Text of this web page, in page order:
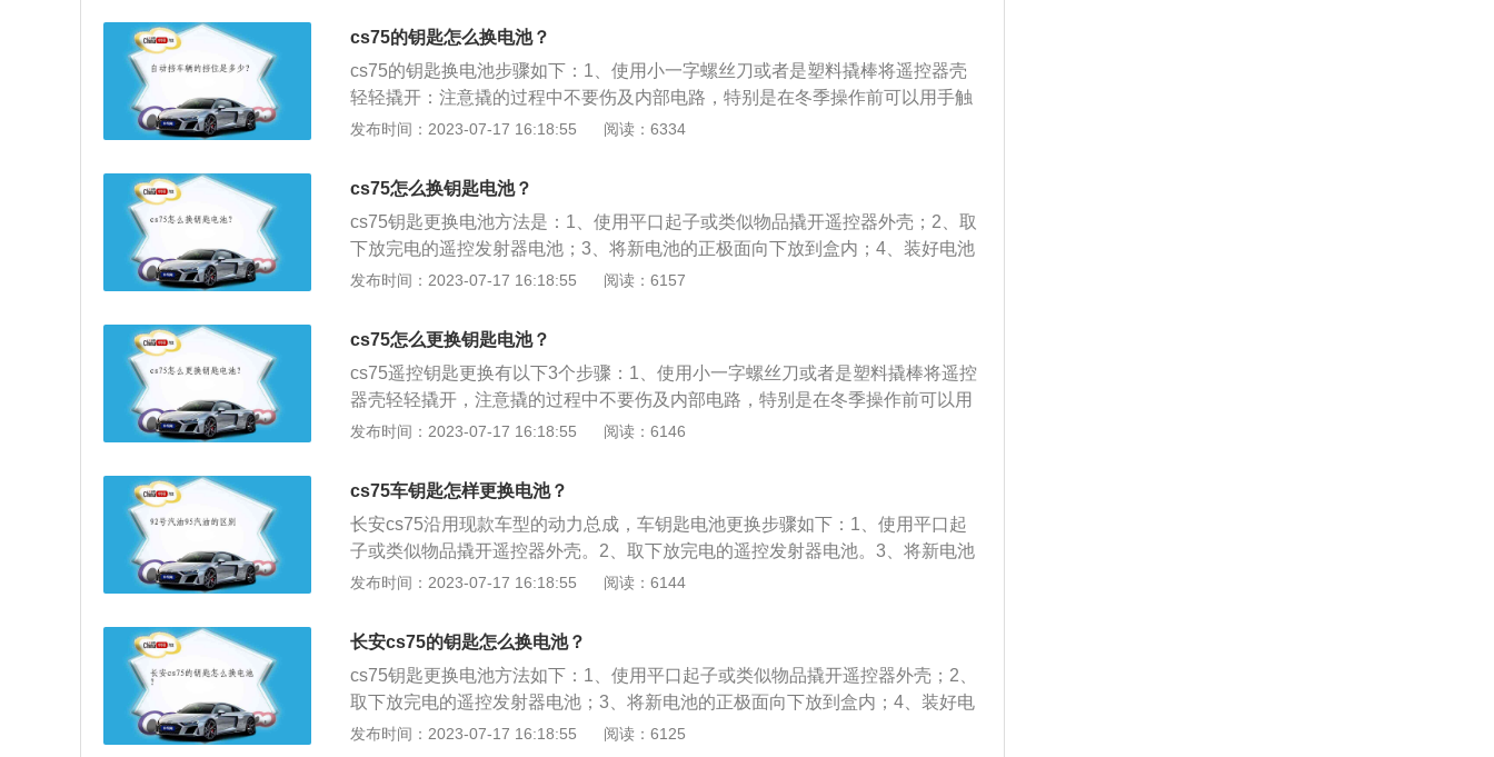
打开遥控钥匙盖后可以看到电池，型号为CR2032，取出更换即可。然后安装时
应注意正负极方向，安装电池完毕后合上钥匙盖即可，按下按钮尝试功能是否正
常。
cs75的钥匙怎么换电池？
cs75的钥匙换电池步骤如下：1、使用小一字螺丝刀或者是塑料撬棒将遥控器壳
轻轻撬开：注意撬的过程中不要伤及内部电路，特别是在冬季操作前可以用手触
碰金属释放静电。2、对于可拆卸式的机械钥匙：需要先将机械钥匙拆除，可以
开遥控钥匙盖后可以看到电池：型号为CR2032，取出更换即可，然后安装时应
注意正负极方向，安装电池完毕后合上钥匙盖即可，按下按钮尝试功能是否正
常。
发布时间：2023-07-17 16:18:55 阅读：6334
cs75怎么换钥匙电池？
cs75钥匙更换电池方法是：1、使用平口起子或类似物品撬开遥控器外壳；2、取
下放完电的遥控发射器电池；3、将新电池的正极面向下放到盒内；4、装好电池
后，紧紧盖上遥控发射器盖即可。扩展内容：1、车身尺寸方面。cs75是一款su
2、动力方面。cs75有两款发动机选择，2.0L自然吸气发动机最大功率输出158马
力，1.8L涡轮增压发动机最大功率输出177马力。
发布时间：2023-07-17 16:18:55 阅读：6157
cs75怎么更换钥匙电池？
cs75遥控钥匙更换有以下3个步骤：1、使用小一字螺丝刀或者是塑料撬棒将遥控
器壳轻轻撬开，注意撬的过程中不要伤及内部电路，特别是在冬季操作前可以用
手触碰金属释放静电。2、对于可拆卸式的机械钥匙，需要先将机械钥匙拆出，
3、打开遥控钥匙盖后可以看到电池，型号为CR2032，取出更换即可。然后安装
时应注意正负极方向，安装电池完毕后合上钥匙盖即可，按下按钮尝试功能是否
正常。
发布时间：2023-07-17 16:18:55 阅读：6146
cs75车钥匙怎样更换电池？
长安cs75沿用现款车型的动力总成，车钥匙电池更换步骤如下：1、使用平口起
子或类似物品撬开遥控器外壳。2、取下放完电的遥控发射器电池。3、将新电池
的正极（+）面向下放到盒内。4、装好电池后，紧紧盖上遥控发射器盖。更换电
附近的汽车商店或者相关场所请专业人员进行更换。
发布时间：2023-07-17 16:18:55 阅读：6144
长安cs75的钥匙怎么换电池？
cs75钥匙更换电池方法如下：1、使用平口起子或类似物品撬开遥控器外壳；2、
取下放完电的遥控发射器电池；3、将新电池的正极面向下放到盒内；4、装好电
池后，紧紧盖上遥控发射器盖即可。cs75相关资料如下：1.cs75是一款suv，其
发布时间：2023-07-17 16:18:55 阅读：6125